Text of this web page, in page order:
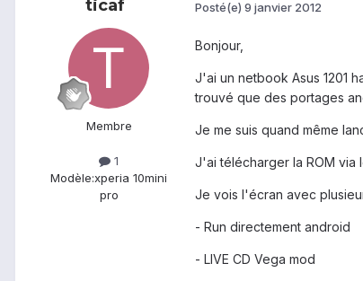
ticaf
Membre
1
Modèle:xperia 10mini
pro
Posté(e) 9 janvier 2012
Bonjour,
J'ai un netbook Asus 1201
trouvé que des portages
Je me suis quand même
J'ai télécharger la ROM
Je vois l'écran avec
- Run directement android
- LIVE CD Vega mod